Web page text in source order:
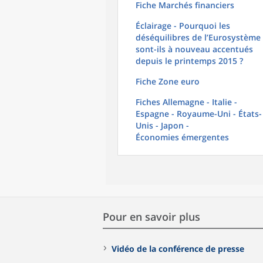
Fiche Marchés financiers
Éclairage - Pourquoi les
déséquilibres de l’Eurosystème
sont-ils à nouveau accentués
depuis le printemps 2015 ?
Fiche Zone euro
Fiches Allemagne - Italie -
Espagne - Royaume-Uni - États-
Unis - Japon -
Économies émergentes
Pour en savoir plus
Vidéo de la conférence de presse